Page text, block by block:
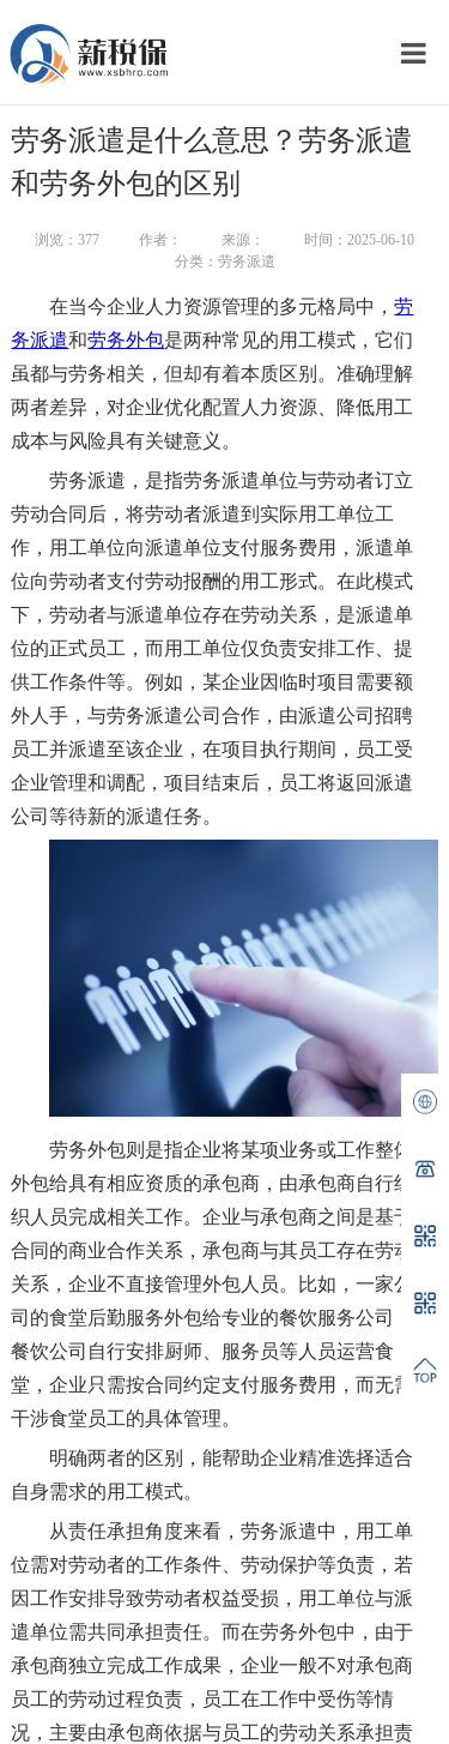
网
劳务派遣是什么意思？劳务派遣
和劳务外包的区别
浏览： 377 作者： 来源：
时间：2025-06-10
分类：劳务派遣
在当今企业人力资源管理的多元格局中，劳
务派遣和劳务外包是两种常见的用工模式，它们
虽都与劳务相关，但却有着本质区别。准确理解
两者差异，对企业优化配置人力资源、降低用工
成本与风险具有关键意义。
劳务派遣，是指劳务派遣单位与劳动者订立
劳动合同后，将劳动者派遣到实际用工单位工
作，用工单位向派遣单位支付服务费用，派遣单
位向劳动者支付劳动报酬的用工形式。在此模式
下，劳动者与派遣单位存在劳动关系，是派遣单
位的正式员工，而用工单位仅负责安排工作、提
供工作条件等。例如，某企业因临时项目需要额
外人手，与劳务派遣公司合作，由派遣公司招聘
员工并派遣至该企业，在项目执行期间，员工受
企业管理和调配，项目结束后，员工将返回派遣
公司等待新的派遣任务。
劳务外包则是指企业将某项业务或工作整体
外包给具有相应资质的承包商，由承包商自行组
织人员完成相关工作。企业与承包商之间是基于
合同的商业合作关系，承包商与其员工存在劳动
关系，企业不直接管理外包人员。比如，一家公
司的食堂后勤服务外包给专业的餐饮服务公司，
餐饮公司自行安排厨师、服务员等人员运营食
堂，企业只需按合同约定支付服务费用，而无需
干涉食堂员工的具体管理。
明确两者的区别，能帮助企业精准选择适合
自身需求的用工模式。
从责任承担角度来看，劳务派遣中，用工单
位需对劳动者的工作条件、劳动保护等负责，若
因工作安排导致劳动者权益受损，用工单位与派
遣单位需共同承担责任。而在劳务外包中，由于
承包商独立完成工作成果，企业一般不对承包商
员工的劳动过程负责，员工在工作中受伤等情
况，主要由承包商依据与员工的劳动关系承担责